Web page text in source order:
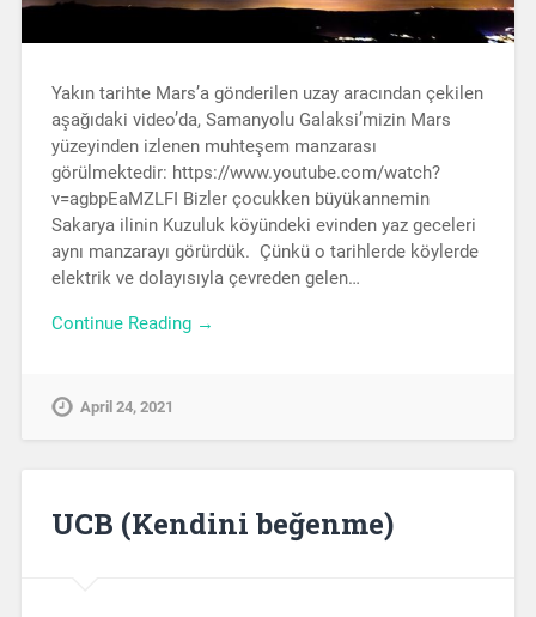
Yakın tarihte Mars’a gönderilen uzay aracından çekilen
aşağıdaki video’da, Samanyolu Galaksi’mizin Mars
yüzeyinden izlenen muhteşem manzarası
görülmektedir: https://www.youtube.com/watch?
v=agbpEaMZLFI Bizler çocukken büyükannemin
Sakarya ilinin Kuzuluk köyündeki evinden yaz geceleri
aynı manzarayı görürdük. Çünkü o tarihlerde köylerde
elektrik ve dolayısıyla çevreden gelen…
Continue Reading →
April 24, 2021
UCB (Kendini beğenme)